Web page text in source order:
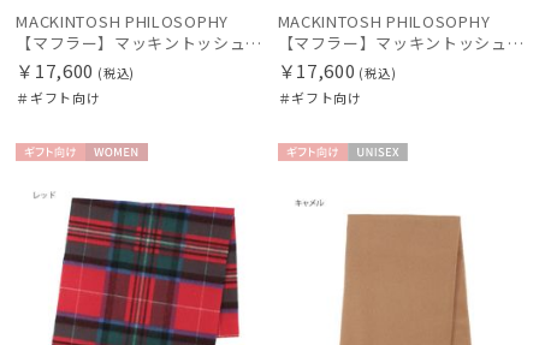
MACKINTOSH PHILOSOPHY
【マフラー】マッキントッシュ フィロソフィー (MACKINTOSH PHILOSOPHY) クラシカルチェック カシミヤ100％
￥17,600 (税込)
＃ギフト向け
MACKINTOSH PHILOSOPHY
【マフラー】マッキントッシュ フィロソフィー (MACKINTOSH PHILOSOPHY) クラシカルチェック カシミヤ100％
￥17,600 (税込)
＃ギフト向け
向け
N
向け